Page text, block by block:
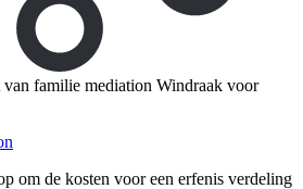
familie mediation Windraak voor
om de kosten voor een erfenis verdeling